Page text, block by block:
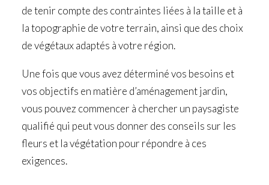
de tenir compte des contraintes liées à la taille et à
la topographie de votre terrain, ainsi que des choix
de végétaux adaptés à votre région.
Une fois que vous avez déterminé vos besoins et
vos objectifs en matière d’aménagement jardin,
vous pouvez commencer à chercher un paysagiste
qualifié qui peut vous donner des conseils sur les
fleurs et la végétation pour répondre à ces
exigences.